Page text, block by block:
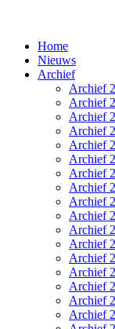
Home
Nieuws
Archief
Archief
Archief
Archief
Archief
Archief
Archief
Archief
Archief
Archief
Archief
Archief
Archief
Archief
Archief
Archief
Archief
Archief